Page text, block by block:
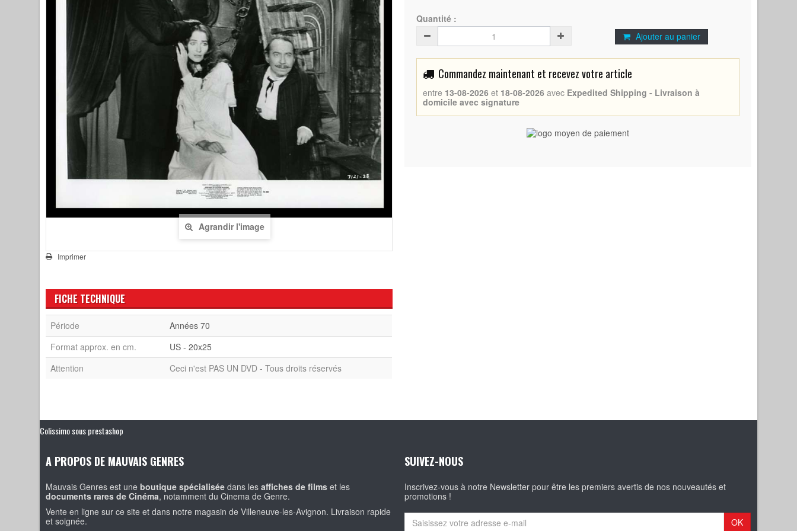
Agrandir l'image
Imprimer
Quantité :
Ajouter au panier
Commandez maintenant et recevez votre article
entre 13-08-2026 et 18-08-2026 avec Expedited Shipping - Livraison à
domicile avec signature
FICHE TECHNIQUE
Période
Années 70
Format approx. en cm.
US - 20x25
Attention
Ceci n'est PAS UN DVD - Tous droits réservés
Colissimo sous prestashop
A PROPOS DE MAUVAIS GENRES
Mauvais Genres est uneboutique spécialisée dans lesaffiches de films et les
documents rares de Cinéma, notamment du Cinema de Genre.
Vente en ligne sur ce site et dans notre magasin de Villeneuve-les-Avignon. Livraison rapide
et soignée.
SUIVEZ-NOUS
Inscrivez-vous à notre Newsletter pour être les premiers avertis de nos nouveautés et
promotions !
OK